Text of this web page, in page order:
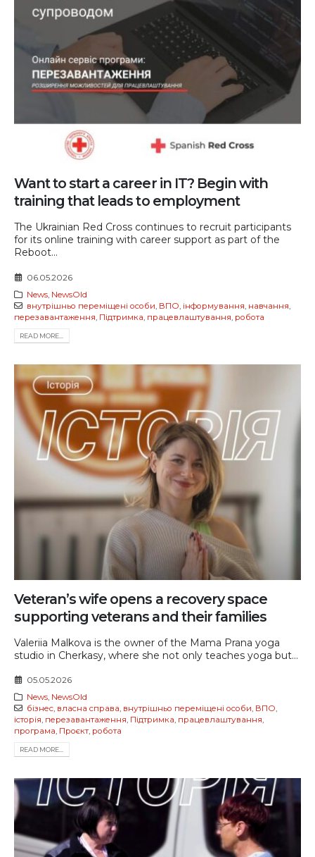
Want to start a career in IT? Begin with
training that leads to employment
The Ukrainian Red Cross continues to recruit participants
for its online training with career support as part of the
Reboot...
06.05.2026
News, NewsOld
внутрішньо переміщені особи ВПО інформування навчання
перезавантаження Підтримка працевлаштування робота
READ MORE...
Veteran’s wife opens a recovery space
supporting veterans and their families
Valeriia Malkova is the owner of the Mama Prana yoga
studio in Cherkasy, where she not only teaches yoga but...
05.05.2026
News, NewsOld
бізнес, власна справа, внутрішньо переміщені особи, ВПО,
історія, перезавантаження, Підтримка, працевлаштування,
програма, Проєкт, робота
READ MORE...